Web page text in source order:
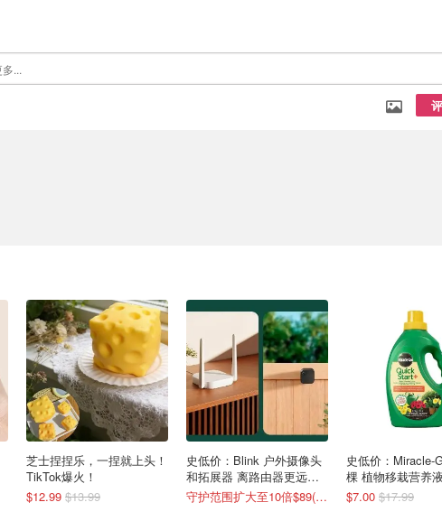
芝士捏捏乐，一捏就上头！
TikTok爆火！
$12.99 $13.99
史低价：Blink 户外摄像头
和拓展器 离路由器更远也
能稳定连接
守护范围扩大至10倍$89(原$165）
史低价：Miracle-
棵 植物移栽营养
$7.00 $17.99